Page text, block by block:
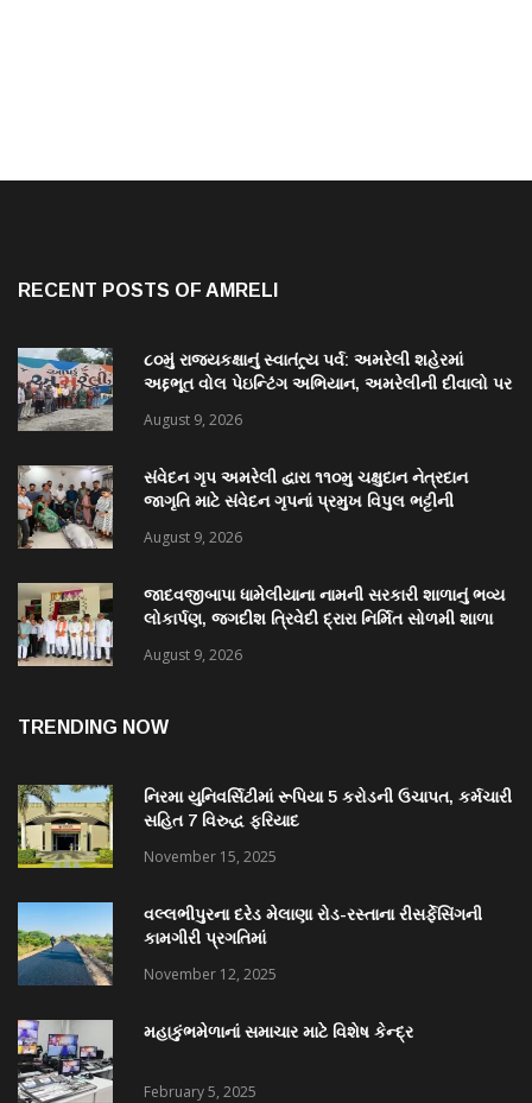
RECENT POSTS OF AMRELI
૮૦મું રાજ્યકક્ષાનું સ્વાતંત્ર્ય પર્વ: અમરેલી શહેરમાં
અદ્દભૂત વોલ પેઇન્ટિંગ અભિયાન, અમરેલીની દીવાલો પર
August 9, 2026
સંવેદન ગૃપ અમરેલી દ્વારા ૧૧૦મુ ચક્ષુદાન નેત્રદાન
જાગૃતિ માટે સંવેદન ગૃપનાં પ્રમુખ વિપુલ ભટ્ટીની
August 9, 2026
જાદવજીબાપા ધામેલીયાના નામની સરકારી શાળાનું ભવ્ય
લોકાર્પણ, જગદીશ ત્રિવેદી દ્રારા નિર્મિત સોળમી શાળા
August 9, 2026
TRENDING NOW
નિરમા યુનિવર્સિટીમાં રૂપિયા 5 કરોડની ઉચાપત, કર્મચારી
સહિત 7 વિરુદ્ધ ફરિયાદ
November 15, 2025
વલ્લભીપુરના દરેડ મેલાણા રોડ-રસ્તાના રીસર્ફેસિંગની
કામગીરી પ્રગતિમાં
November 12, 2025
મહાકુંભમેળાનાં સમાચાર માટે વિશેષ કેન્દ્ર
February 5, 2025